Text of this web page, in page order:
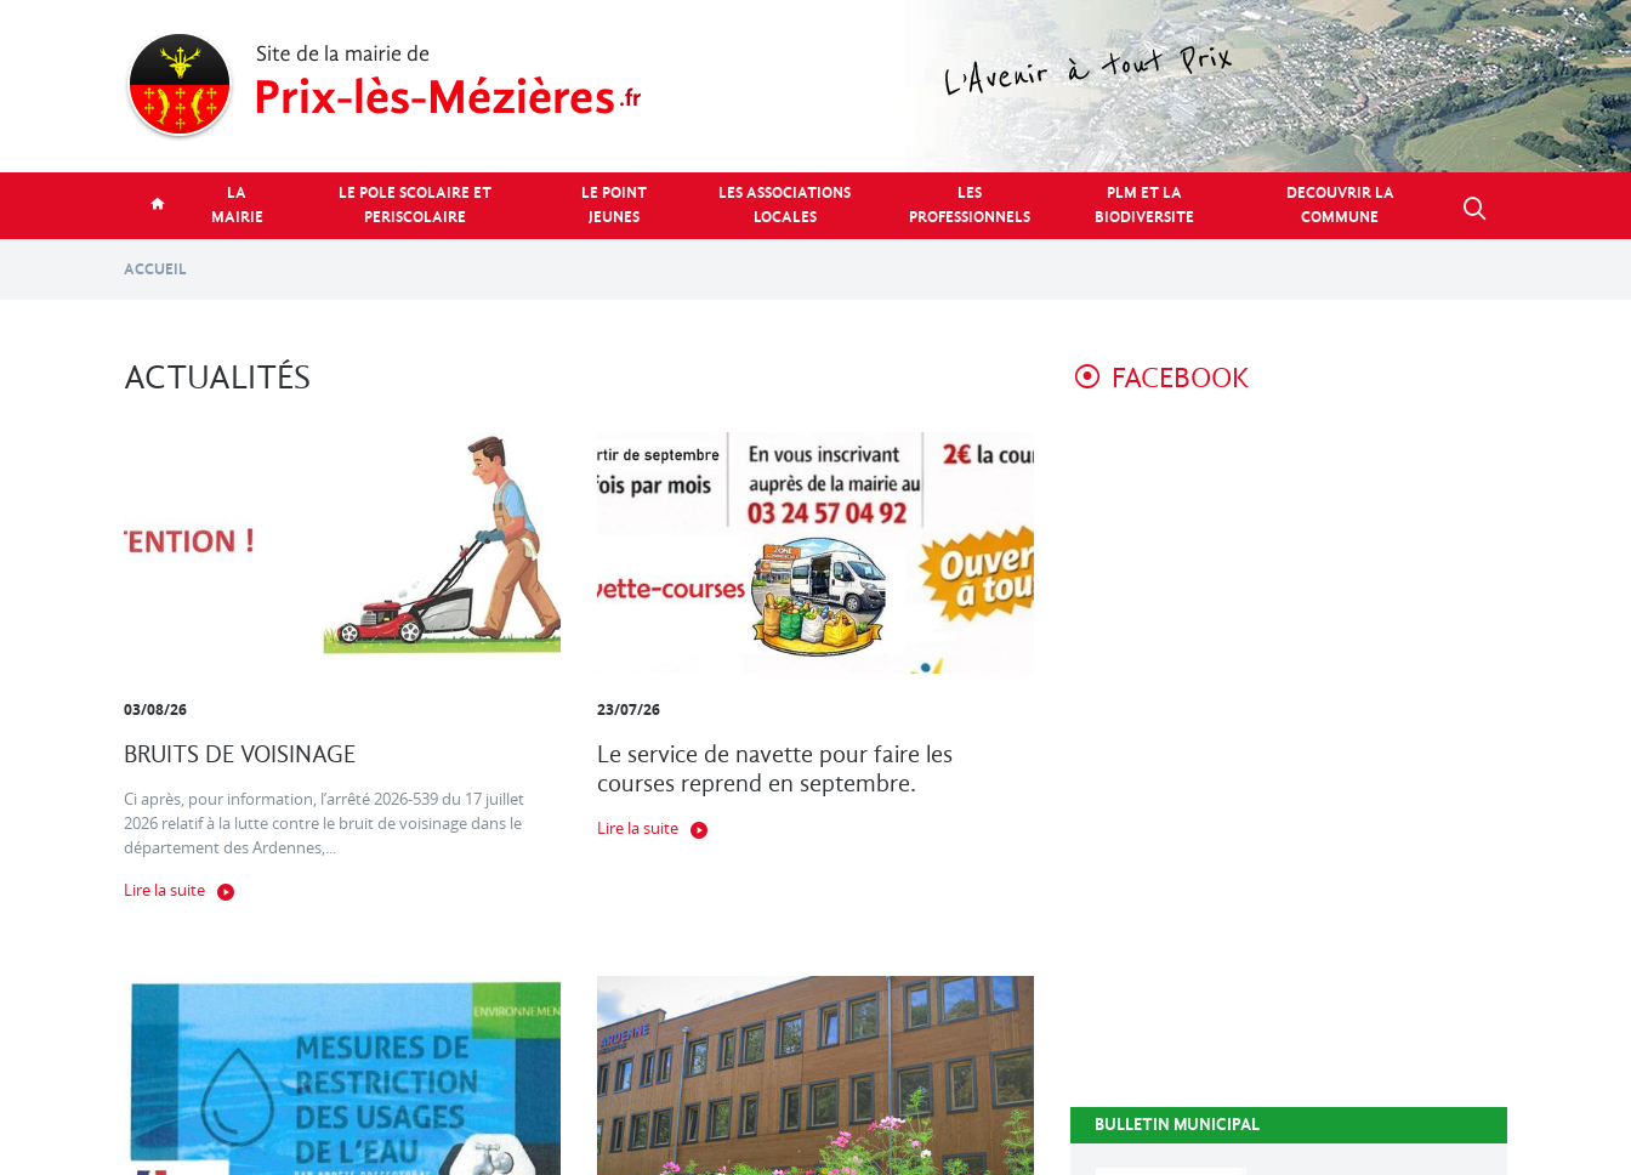
LA
MAIRIE
LE POLE SCOLAIRE ET
PERISCOLAIRE
LE POINT
JEUNES
LES ASSOCIATIONS
LOCALES
LES
PROFESSIONNELS
PLM ET LA
BIODIVERSITE
DECOUVRIR LA
COMMUNE
ACCUEIL
ACTUALITÉS
03/08/26
BRUITS DE VOISINAGE
Ci après, pour information, l’arrêté 2026-539 du 17 juillet
2026 relatif à la lutte contre le bruit de voisinage dans le
département des Ardennes,...
Lire la suite
23/07/26
Le service de navette pour faire les
courses reprend en septembre.
Lire la suite
FACEBOOK
BULLETIN MUNICIPAL